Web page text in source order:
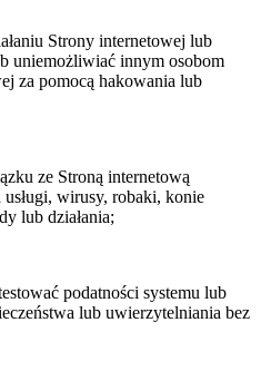
Strony internetowej lub
uniemożliwiać innym osobom
za pomocą hakowania lub
ze Stroną internetową
wirusy, robaki, konie
lub działania;
podatności systemu lub
lub uwierzytelniania bez